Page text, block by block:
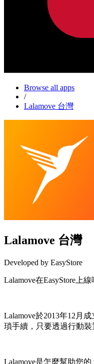
Browse all apps
/
Lalamove 台灣
Lalamove 台灣
Developed by EasyStore
Lalamove在EasyStore上
Lalamove於2013年12月
瑣手續，只要透過行動
Lalamove是怎麼幫助您的